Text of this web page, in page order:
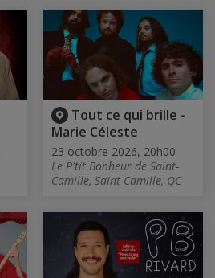
Tout ce qui brille -
Marie Céleste
23 octobre 2026, 20h00
Le P'tit Bonheur de Saint-
Camille, Saint-Camille, QC